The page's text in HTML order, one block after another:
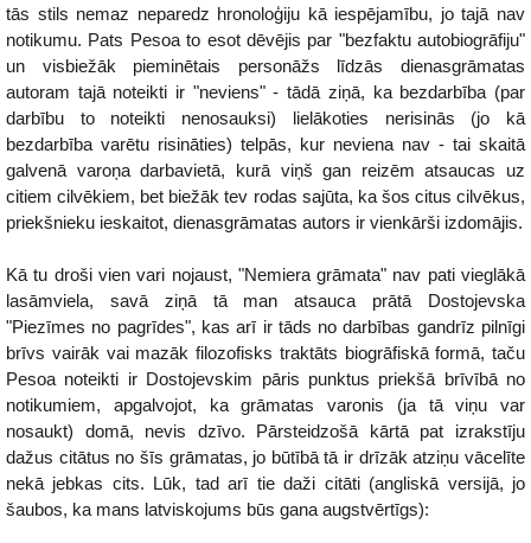
tās stils nemaz neparedz hronoloģiju kā iespējamību, jo tajā nav
notikumu. Pats Pesoa to esot dēvējis par "bezfaktu autobiogrāfiju"
un visbiežāk pieminētais personāžs līdzās dienasgrāmatas
autoram tajā noteikti ir "neviens" - tādā ziņā, ka bezdarbība (par
darbību to noteikti nenosauksi) lielākoties nerisinās (jo kā
bezdarbība varētu risināties) telpās, kur neviena nav - tai skaitā
galvenā varoņa darbavietā, kurā viņš gan reizēm atsaucas uz
citiem cilvēkiem, bet biežāk tev rodas sajūta, ka šos citus cilvēkus,
priekšnieku ieskaitot, dienasgrāmatas autors ir vienkārši izdomājis.
Kā tu droši vien vari nojaust, "Nemiera grāmata" nav pati vieglākā
lasāmviela, savā ziņā tā man atsauca prātā Dostojevska
"Piezīmes no pagrīdes", kas arī ir tāds no darbības gandrīz pilnīgi
brīvs vairāk vai mazāk filozofisks traktāts biogrāfiskā formā, taču
Pesoa noteikti ir Dostojevskim pāris punktus priekšā brīvībā no
notikumiem, apgalvojot, ka grāmatas varonis (ja tā viņu var
nosaukt) domā, nevis dzīvo. Pārsteidzošā kārtā pat izrakstīju
dažus citātus no šīs grāmatas, jo būtībā tā ir drīzāk atziņu vācelīte
nekā jebkas cits. Lūk, tad arī tie daži citāti (angliskā versijā, jo
šaubos, ka mans latviskojums būs gana augstvērtīgs):